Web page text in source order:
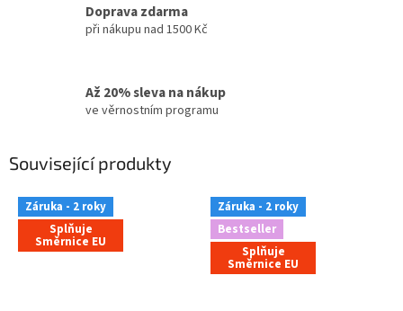
Doprava zdarma
při nákupu nad 1500 Kč
Až 20% sleva na nákup
ve věrnostním programu
Související produkty
Záruka - 2 roky
Splňuje
Směrnice EU
Záruka - 2 roky
Bestseller
Splňuje
Směrnice EU